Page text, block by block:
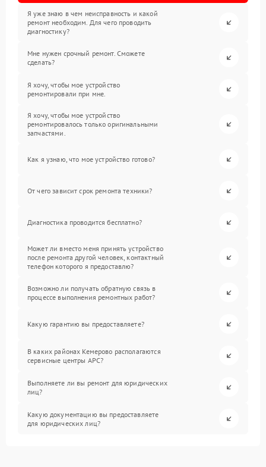
Я уже знаю в чем неисправность и какой
ремонт необходим. Для чего проводить
диагностику?
Мне нужен срочный ремонт. Сможете
сделать?
Я хочу, чтобы мое устройство
ремонтировали при мне.
Я хочу, чтобы мое устройство
ремонтировалось только оригинальными
запчастями.
Как я узнаю, что мое устройство готово?
От чего зависит срок ремонта техники?
Диагностика проводится бесплатно?
Может ли вместо меня принять устройство
после ремонта другой человек, контактный
телефон которого я предоставлю?
Возможно ли получать обратную связь в
процессе выполнения ремонтных работ?
Какую гарантию вы предоставляете?
В каких районах Кемерово располагаются
сервисные центры APC?
Выполняете ли вы ремонт для юридических
лиц?
Какую документацию вы предоставляете
для юридических лиц?